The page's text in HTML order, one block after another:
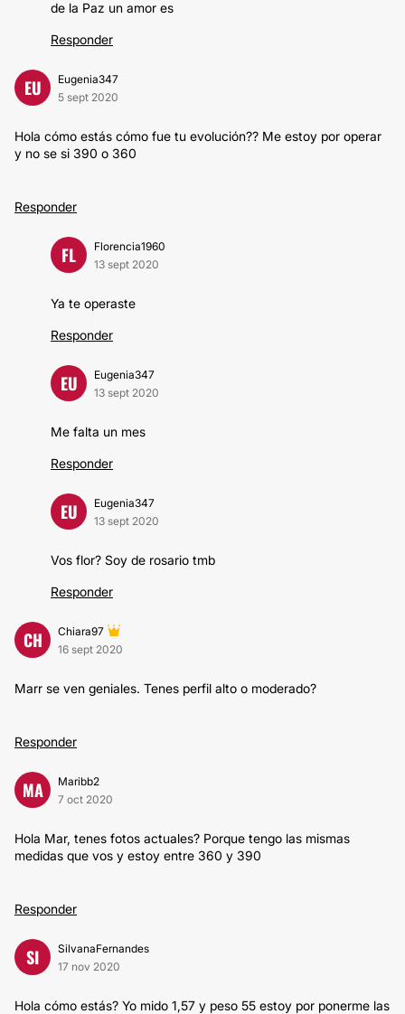
de la Paz un amor es
Responder
EU
Eugenia347
5 sept 2020
Hola cómo estás cómo fue tu evolución?? Me estoy por operar
y no se si 390 o 360
Responder
FL
Florencia1960
13 sept 2020
Ya te operaste
Responder
EU
Eugenia347
13 sept 2020
Me falta un mes
Responder
EU
Eugenia347
13 sept 2020
Vos flor? Soy de rosario tmb
Responder
CH
Chiara97
16 sept 2020
Marr se ven geniales. Tenes perfil alto o moderado?
Responder
MA
Maribb2
7 oct 2020
Hola Mar, tenes fotos actuales? Porque tengo las mismas
medidas que vos y estoy entre 360 y 390
Responder
SI
SilvanaFernandes
17 nov 2020
Hola cómo estás? Yo mido 1,57 y peso 55 estoy por ponerme las